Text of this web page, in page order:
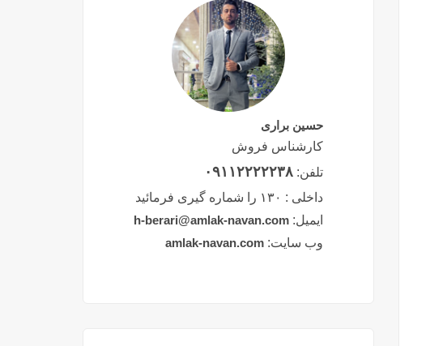
حسین براری
کارشناس فروش
تلفن: ۰۹۱۱۲۲۲۲۲۳۸
داخلی : ۱۳۰ را شماره گیری فرمائید
ایمیل: h-berari@amlak-navan.com
وب سایت: amlak-navan.com